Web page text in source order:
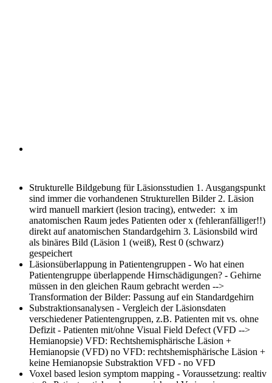
Strukturelle Bildgebung für Läsionsstudien 1. Ausgangspunkt
sind immer die vorhandenen Strukturellen Bilder 2. Läsion
wird manuell markiert (lesion tracing), entweder: x im
anatomischen Raum jedes Patienten oder x (fehleranfälliger!!)
direkt auf anatomischen Standardgehirn 3. Läsionsbild wird
als binäres Bild (Läsion 1 (weiß), Rest 0 (schwarz)
gespeichert
Läsionsüberlappung in Patientengruppen - Wo hat einen
Patientengruppe überlappende Hirnschädigungen? - Gehirne
müssen in den gleichen Raum gebracht werden -->
Transformation der Bilder: Passung auf ein Standardgehirn
Substraktionsanalysen - Vergleich der Läsionsdaten
verschiedener Patientengruppen, z.B. Patienten mit vs. ohne
Defizit - Patienten mit/ohne Visual Field Defect (VFD -->
Hemianopsie) VFD: Rechtshemisphärische Läsion +
Hemianopsie (VFD) no VFD: rechtshemisphärische Läsion +
keine Hemianopsie Substraktion VFD - no VFD
Voxel based lesion symptom mapping - Voraussetzung: realtiv